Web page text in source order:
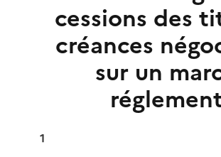
cessions des
créances
sur un
1